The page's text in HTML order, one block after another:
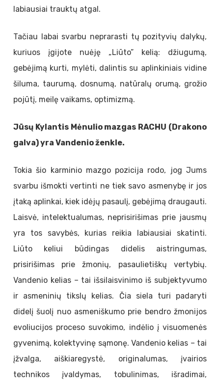
labiausiai trauktų atgal.
Tačiau labai svarbu neprarasti tų pozityvių dalykų,
kuriuos įgijote nuėję „Liūto” kelią: džiugumą,
gebėjimą kurti, mylėti, dalintis su aplinkiniais vidine
šiluma, taurumą, dosnumą, natūralų orumą, grožio
pojūtį, meilę vaikams, optimizmą.
Jūsų Kylantis Mėnulio mazgas RACHU (Drakono
galva) yra Vandenio ženkle.
Tokia šio karminio mazgo pozicija rodo, jog Jums
svarbu išmokti vertinti ne tiek savo asmenybę ir jos
įtaką aplinkai, kiek idėjų pasaulį, gebėjimą draugauti.
Laisvė, intelektualumas, neprisirišimas prie jausmų
yra tos savybės, kurias reikia labiausiai skatinti.
Liūto keliui būdingas didelis aistringumas,
prisirišimas prie žmonių, pasaulietiškų vertybių.
Vandenio kelias – tai išsilaisvinimo iš subjektyvumo
ir asmeninių tikslų kelias. Čia siela turi padaryti
didelį šuolį nuo asmeniškumo prie bendro žmonijos
evoliucijos proceso suvokimo, indėlio į visuomenės
gyvenimą, kolektyvinę sąmonę. Vandenio kelias – tai
įžvalga, aiškiaregystė, originalumas, įvairios
technikos įvaldymas, tobulinimas, išradimai,